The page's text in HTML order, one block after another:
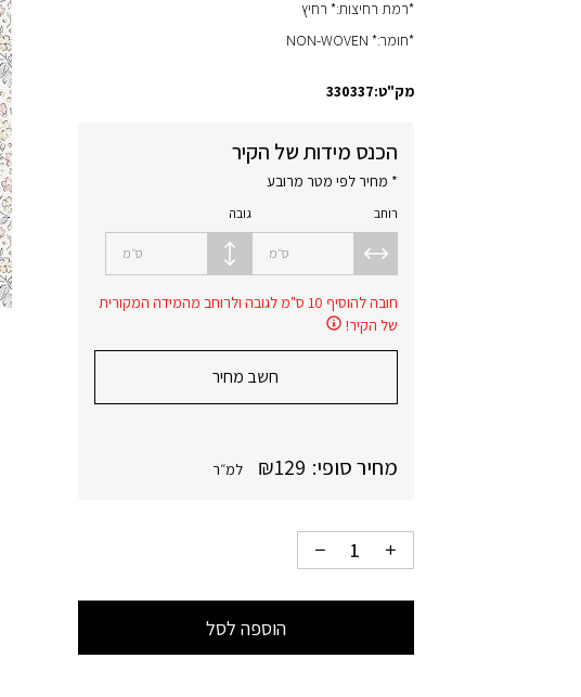
*רמת רחיצות:* רחיץ
*חומר:* NON-WOVEN
מק"ט:330337
הכנס מידות של הקיר
* מחיר לפי מטר מרובע
רוחב
ס״מ
גובה
ס״מ
חובה להוסיף 10 ס"מ לגובה ולרוחב מהמידה המקורית
של הקיר!
חשב מחיר
מחיר סופי: ₪129 למ״ר
הוספה לסל